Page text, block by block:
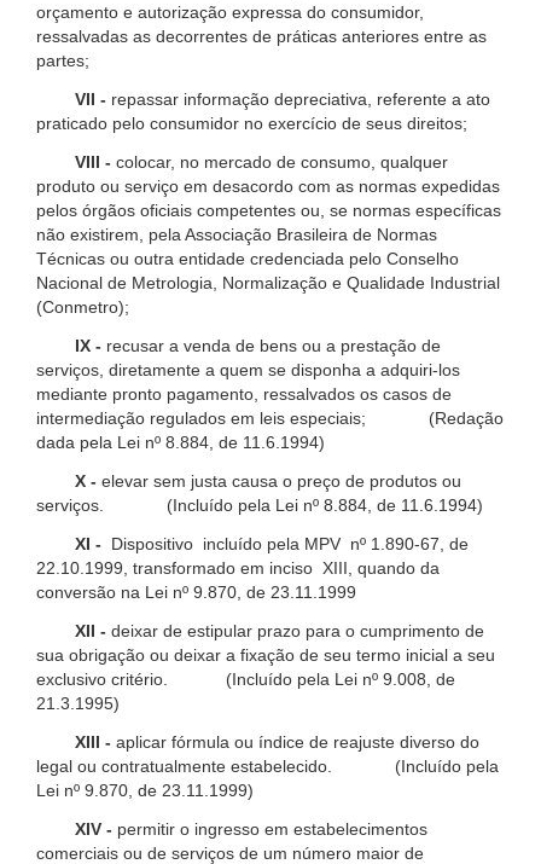
orçamento e autorização expressa do consumidor,
ressalvadas as decorrentes de práticas anteriores entre as
partes;
VII - repassar informação depreciativa, referente a ato
praticado pelo consumidor no exercício de seus direitos;
VIII - colocar, no mercado de consumo, qualquer
produto ou serviço em desacordo com as normas expedidas
pelos órgãos oficiais competentes ou, se normas específicas
não existirem, pela Associação Brasileira de Normas
Técnicas ou outra entidade credenciada pelo Conselho
Nacional de Metrologia, Normalização e Qualidade Industrial
(Conmetro);
IX - recusar a venda de bens ou a prestação de
serviços, diretamente a quem se disponha a adquiri-los
mediante pronto pagamento, ressalvados os casos de
intermediação regulados em leis especiais; (Redação
dada pela Lei nº 8.884, de 11.6.1994)
X - elevar sem justa causa o preço de produtos ou
serviços. (Incluído pela Lei nº 8.884, de 11.6.1994)
XI -
Dispositivo incluído pela MPV nº 1.890-67, de
22.10.1999, transformado em inciso XIII, quando da
conversão na Lei nº 9.870, de 23.11.1999
XII - deixar de estipular prazo para o cumprimento de
sua obrigação ou deixar a fixação de seu termo inicial a seu
exclusivo critério. (Incluído pela Lei nº 9.008, de
21.3.1995)
XIII - aplicar fórmula ou índice de reajuste diverso do
legal ou contratualmente estabelecido. (Incluído pela
Lei nº 9.870, de 23.11.1999)
XIV - permitir o ingresso em estabelecimentos
comerciais ou de serviços de um número maior de